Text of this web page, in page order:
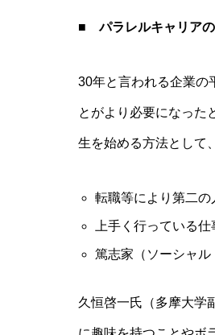
■ パラレルキャリアの
30年と言われる企業の
とがより必要になった
生を始める方法として
転職等により第二の
上手く行っている
篤志家（ソーシャ
久恒啓一氏（多摩大学